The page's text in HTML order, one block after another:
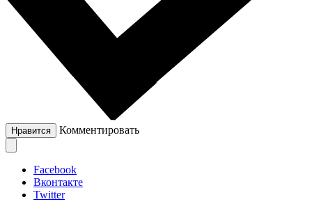
Нравится Комментировать
Facebook
Вконтакте
Twitter